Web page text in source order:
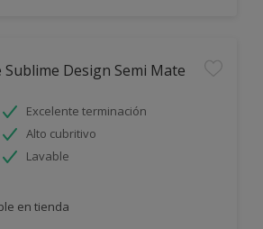
Sublime Design Semi Mate
Excelente terminación
Alto cubritivo
Lavable
en tienda